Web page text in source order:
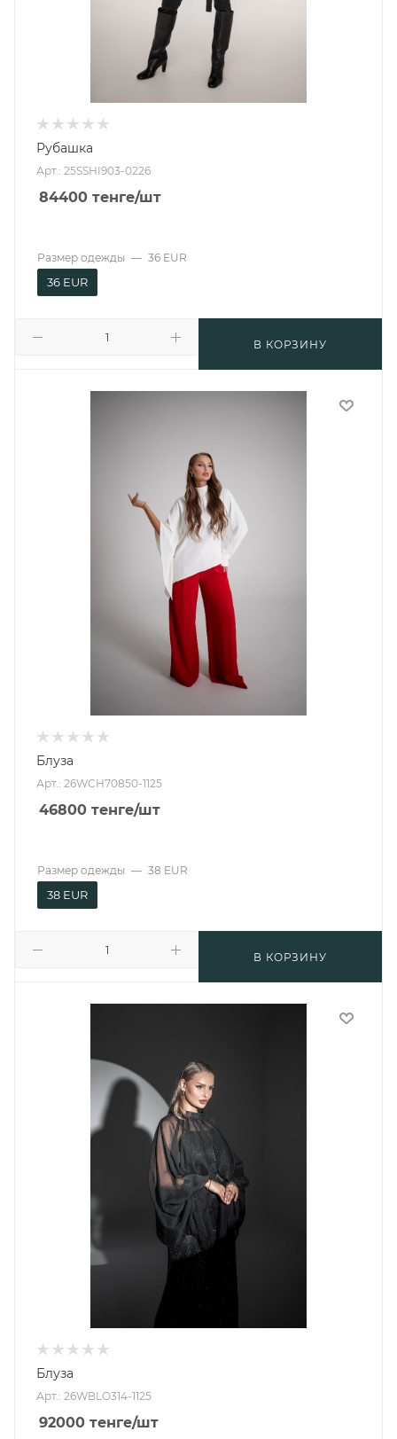
Рубашка
Арт.: 25SSHI903-0226
84400 тенге/шт
В КОРЗИНУ
Размер одежды — 36 EUR
36 EUR
Блуза
Арт.: 26WCH70850-1125
46800 тенге/шт
В КОРЗИНУ
Размер одежды — 38 EUR
38 EUR
Блуза
Арт.: 26WBLO314-1125
92000 тенге/шт